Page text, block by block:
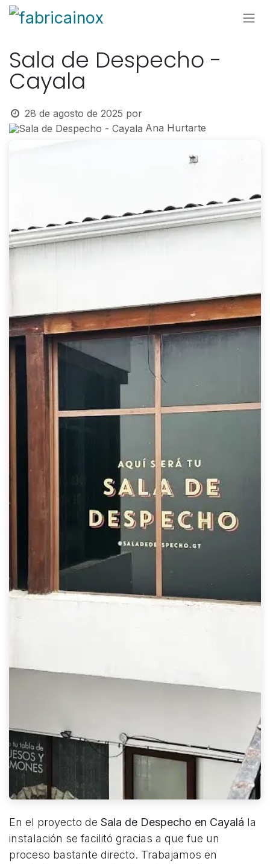
Ir al contenido
Sala de Despecho -
Cayala
28 de agosto de 2025 por
Ana Hurtarte
En el proyecto de Sala de Despecho en Cayalá la
instalación se facilitó gracias a que fue un
proceso bastante directo. Trabajamos en